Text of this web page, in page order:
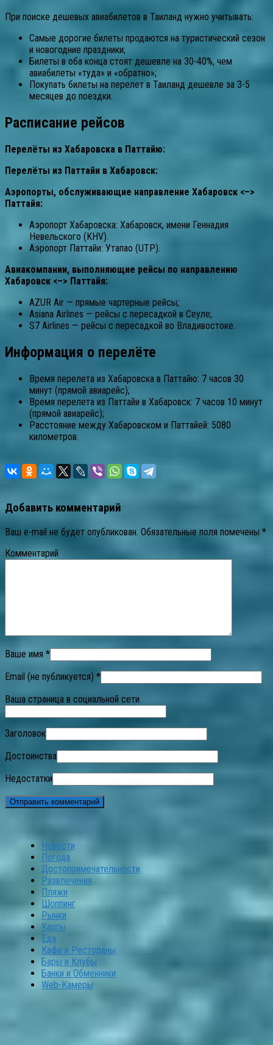
При поиске дешевых авиабилетов в Таиланд нужно учитывать:
Самые дорогие билеты продаются на туристический сезон
и новогодние праздники;
Билеты в оба конца стоят дешевле на 30-40%, чем
авиабилеты «туда» и «обратно»;
Покупать билеты на перелет в Таиланд дешевле за 3-5
месяцев до поездки.
Расписание рейсов
Перелёты из Хабаровска в Паттайю:
Перелёты из Паттайи в Хабаровск:
Аэропорты, обслуживающие направление Хабаровск <–>
Паттайя:
Аэропорт Хабаровска: Хабаровск, имени Геннадия
Невельского (KHV).
Аэропорт Паттайи: Утапао (UTP).
Авиакомпании, выполняющие рейсы по направлению
Хабаровск <–> Паттайя:
AZUR Air — прямые чартерные рейсы;
Asiana Airlines — рейсы с пересадкой в Сеуле;
S7 Airlines — рейсы с пересадкой во Владивостоке.
Информация о перелёте
Время перелета из Хабаровска в Паттайю: 7 часов 30
минут (прямой авиарейс);
Время перелета из Паттайи в Хабаровск: 7 часов 10 минут
(прямой авиарейс);
Расстояние между Хабаровском и Паттайей: 5080
километров.
Добавить комментарий
Ваш e-mail не будет опубликован. Обязательные поля помечены *
Комментарий
Ваше имя *
Email (не публикуется) *
Ваша страница в социальной сети
Заголовок
Достоинства
Недостатки
Новости
Погода
Достопримечательности
Развлечения
Пляжи
Шоппинг
Рынки
Карты
Еда
Кафе и Рестораны
Бары и Клубы
Банки и Обменники
Web-Камеры